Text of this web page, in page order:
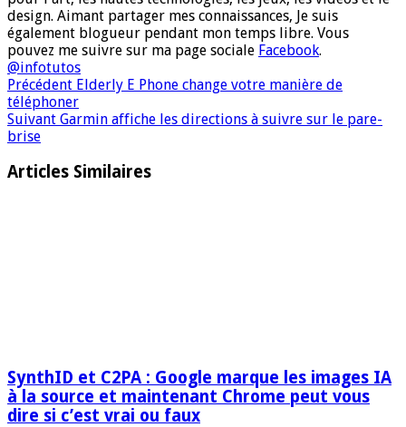
design. Aimant partager mes connaissances, Je suis
également blogueur pendant mon temps libre. Vous
pouvez me suivre sur ma page sociale Facebook.
@infotutos
Précédent Elderly E Phone change votre manière de
téléphoner
Suivant Garmin affiche les directions à suivre sur le pare-
brise
Articles Similaires
SynthID et C2PA : Google marque les images IA
à la source et maintenant Chrome peut vous
dire si c’est vrai ou faux